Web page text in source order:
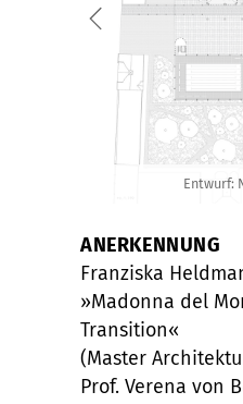
Entwurf:
ANERKENNUNG
Franziska
»Madonna del
Transition«
(Master
Prof. Verena von